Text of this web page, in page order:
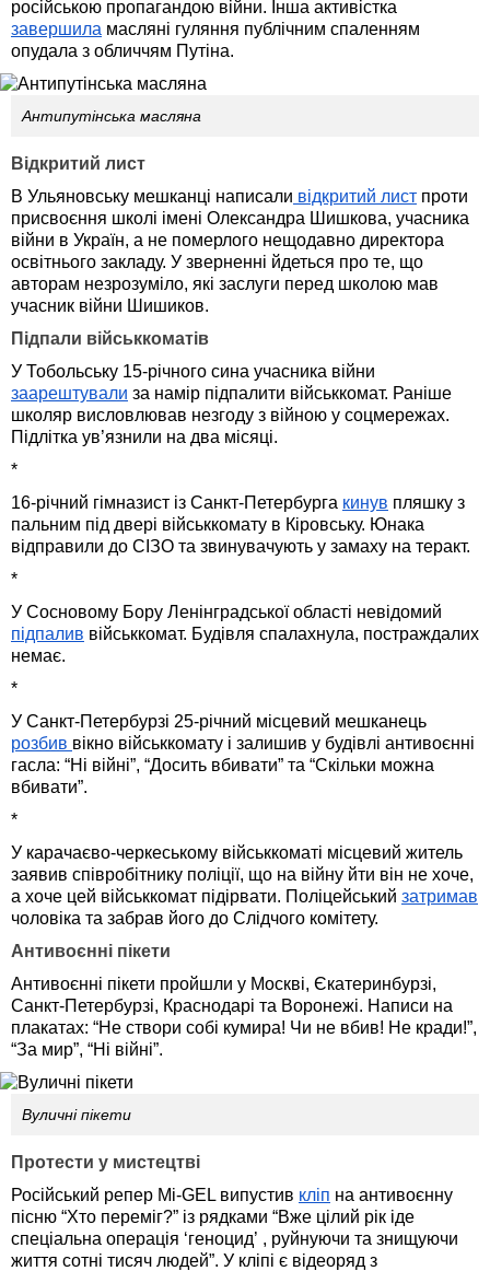
російською пропагандою війни. Інша активістка
завершила масляні гуляння публічним спаленням
опудала з обличчям Путіна.
Антипутінська масляна
Відкритий лист
В Ульяновську мешканці написали відкритий лист проти
присвоєння школі імені Олександра Шишкова, учасника
війни в Україн, а не померлого нещодавно директора
освітнього закладу. У зверненні йдеться про те, що
авторам незрозуміло, які заслуги перед школою мав
учасник війни Шишиков.
Підпали військкоматів
У Тобольську 15-річного сина учасника війни
заарештували за намір підпалити військкомат. Раніше
школяр висловлював незгоду з війною у соцмережах.
Підлітка ув’язнили на два місяці.
*
16-річний гімназист із Санкт-Петербурга кинув пляшку з
пальним під двері військкомату в Кіровську. Юнака
відправили до СІЗО та звинувачують у замаху на теракт.
*
У Сосновому Бору Ленінградської області невідомий
підпалив військкомат. Будівля спалахнула, постраждалих
немає.
*
У Санкт-Петербурзі 25-річний місцевий мешканець
розбив вікно військкомату і залишив у будівлі антивоєнні
гасла: “Ні війні”, “Досить вбивати” та “Скільки можна
вбивати”.
*
У карачаєво-черкеському військкоматі місцевий житель
заявив співробітнику поліції, що на війну йти він не хоче,
а хоче цей військкомат підірвати. Поліцейський затримав
чоловіка та забрав його до Слідчого комітету.
Антивоєнні пікети
Антивоєнні пікети пройшли у Москві, Єкатеринбурзі,
Санкт-Петербурзі, Краснодарі та Воронежі. Написи на
плакатах: “Не створи собі кумира! Чи не вбив! Не кради!”,
“За мир”, “Ні війні”.
Вуличні пікети
Протести у мистецтві
Російський репер Mi-GEL випустив кліп на антивоєнну
пісню “Хто переміг?” із рядками “Вже цілий рік іде
спеціальна операція ‘геноцид’ , руйнуючи та знищуючи
життя сотні тисяч людей”. У кліпі є відеоряд з